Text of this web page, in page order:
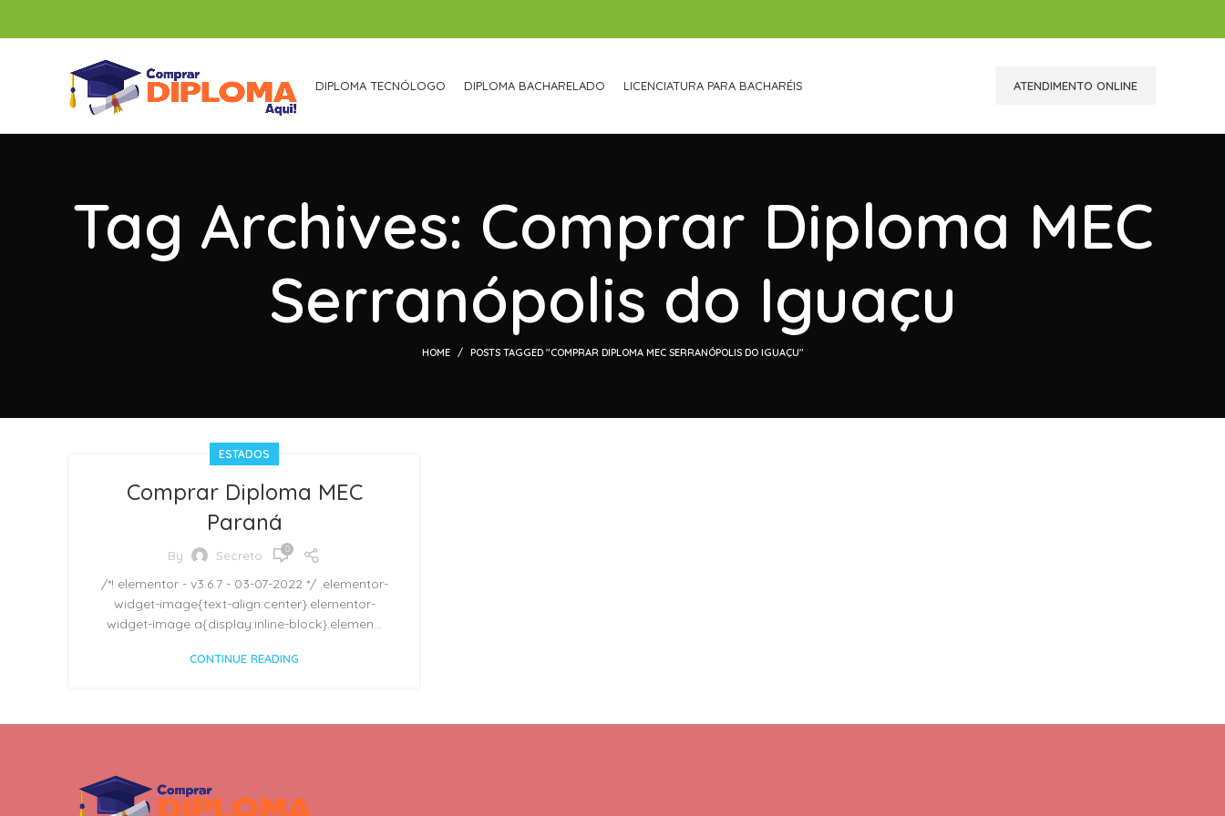
DIPLOMA TECNÓLOGO DIPLOMA BACHARELADO LICENCIATURA PARA BACHARÉIS ATENDIMENTO ONLINE
Tag Archives: Comprar Diploma MEC
Serranópolis do Iguaçu
HOME POSTS TAGGED "COMPRAR DIPLOMA MEC SERRANÓPOLIS DO IGUAÇU"
ESTADOS
Comprar Diploma MEC
Paraná
By Secreto 0
/*! elementor - v3.6.7 - 03-07-2022 */ .elementor-
widget-image{text-align:center}.elementor-
widget-image a{display:inline-block}.elemen...
CONTINUE READING